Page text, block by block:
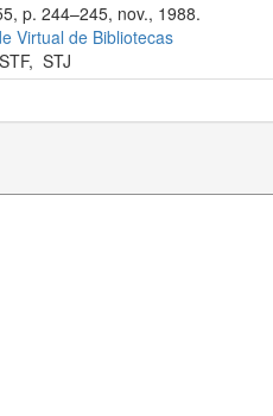
p. 244–245, nov., 1988.
Virtual de Bibliotecas
STF, STJ